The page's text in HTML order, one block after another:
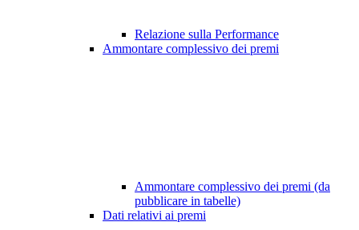
Relazione sulla Performance
Ammontare complessivo dei premi
Ammontare complessivo dei premi (da
pubblicare in tabelle)
Dati relativi ai premi